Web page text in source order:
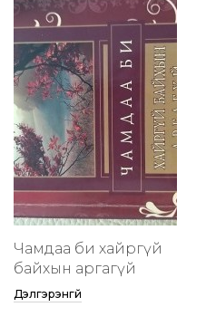
Чамдаа би хайргүй
байхын аргагүй
Дэлгэрэнгүй